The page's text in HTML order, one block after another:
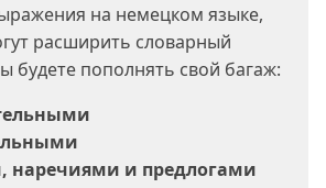
на немецком языке,
расширить словарный
будете пополнять свой багаж:
наречиями и предлогами